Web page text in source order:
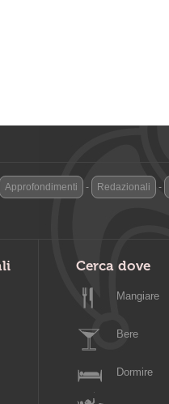
Approfondimenti - Redazionali -
Cerca dove
Mangiare
Bere
Dormire